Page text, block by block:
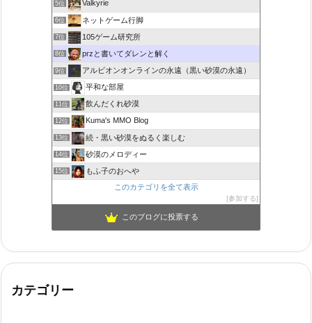
5位 Valkyrie
6位 ネットゲーム行脚
7位 105ゲーム研究所
8位 przと書いてダレンと解く
9位 アルビオンオンラインの永遠（黒い砂漠の永遠）
10位 平和な部屋
11位 飲んだくれ砂漠
12位 Kuma's MMO Blog
13位 続・黒い砂漠をぬるく楽しむ
14位 砂漠のメロディー
15位
もふ子のおへや
このカテゴリを全て表示
参加する
このブログに投票する
カテゴリー